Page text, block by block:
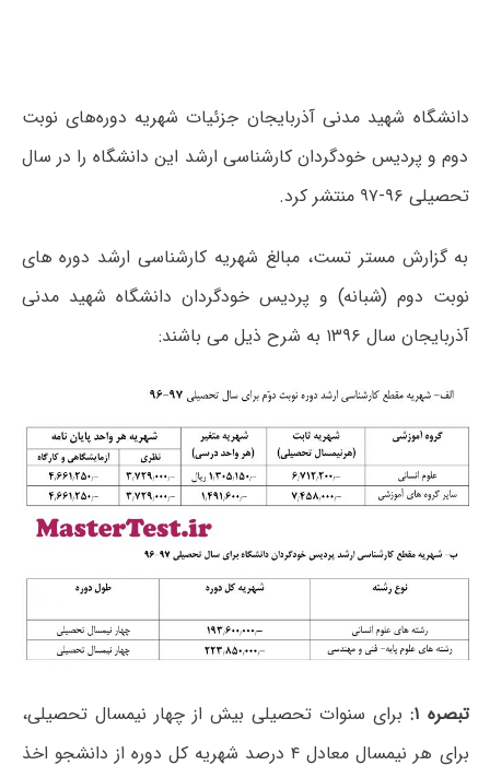
دانشگاه شهید مدنی آذربایجان جزئیات شهریه‌ دوره‌‌های نوبت
دوم و پردیس خودگردان کارشناسی ارشد این دانشگاه را در سال
تحصیلی ۹۶-۹۷ منتشر کرد.
به گزارش مستر تست، مبالغ شهریه کارشناسی ارشد دوره های
نوبت دوم (شبانه) و پردیس خودگردان دانشگاه شهید مدنی
آذربایجان سال ۱۳۹۶ به شرح ذیل می باشند:
تبصره ۱:
برای سنوات تحصیلی بیش از چهار نیمسال تحصیلی،
برای هر نیمسال معادل ۴ درصد شهریه کل دوره از دانشجو اخذ